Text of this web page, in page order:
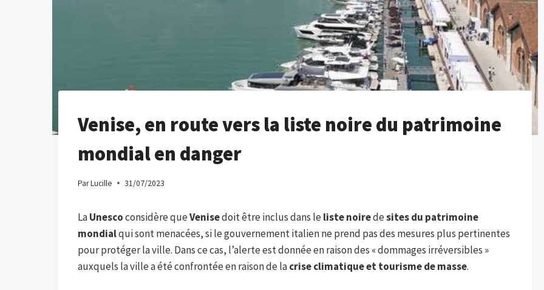
Venise, en route vers la liste noire du patrimoine
mondial en danger
ParLucille 31/07/2023
LaUnescoconsidère queVenisedoit être inclus dans le liste noiredesites du patrimoine
mondialqui sont menacées, si le gouvernement italien ne prend pas des mesures plus pertinentes
pour protéger la ville. Dans ce cas, l’alerte est donnée en raison des « dommages irréversibles »
auxquels la ville a été confrontée en raison de lacrise climatique et tourisme de masse.